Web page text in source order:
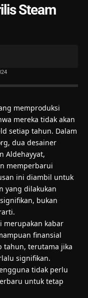
Steam
memproduksi
mereka tidak akan
setiap tahun. Dalam
dua desainer
Aldehayyat,
memperbarui
ini diambil untuk
yang dilakukan
bukan
merupakan kabar
finansial
tahun, terutama jika
signifikan.
tidak perlu
untuk tetap